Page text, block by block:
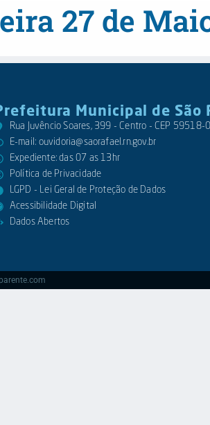
27 de
Municipal de São
Rua Juvêncio Soares, 399 - Centro - CEP 59518-
E-mail: ouvidoria@saorafael.rn.gov.br
Expediente: das 07 as 13hr
Política de Privacidade
LGPD - Lei Geral de Proteção de Dados
Acessibilidade Digital
Dados Abertos